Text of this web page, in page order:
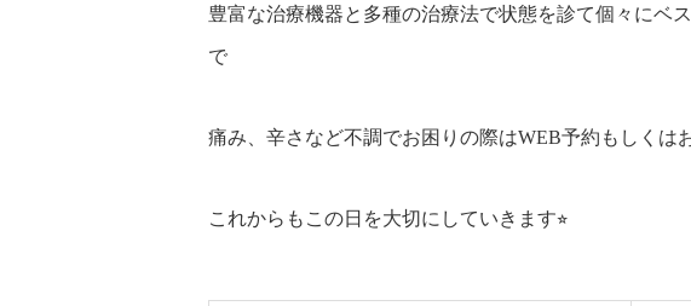
豊富な治療機器と多種の治療法で状態を診て個々にベ
で
痛み、辛さなど不調でお困りの際はWEB予約もしくは
これからもこの日を大切にしていきます⭐︎